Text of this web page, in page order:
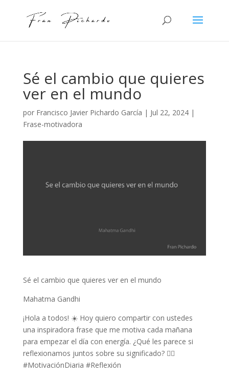
Sé el cambio que quieres
ver en el mundo
por Francisco Javier Pichardo García | Jul 22, 2024|
Frase-motivadora
Sé el cambio que quieres ver en el mundo
Mahatma Gandhi
¡Hola a todos! ☀️ Hoy quiero compartir con ustedes
una inspiradora frase que me motiva cada mañana
para empezar el día con energía. ¿Qué les parece si
reflexionamos juntos sobre su significado? 👇🏼
#MotivaciónDiaria #Reflexión